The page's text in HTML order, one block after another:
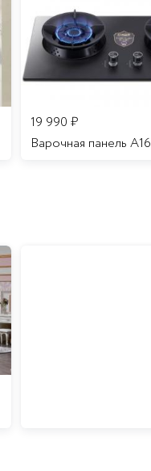
19 990 ₽
Варочная панель A16